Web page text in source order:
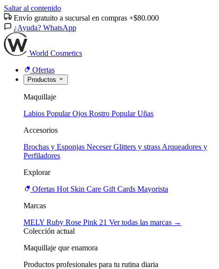
Saltar al contenido
Envío gratuito a sucursal en compras +$80.000
¿Ayuda? WhatsApp
World Cosmetics
Ofertas
Productos
Maquillaje
Labios Popular Ojos Rostro Popular Uñas
Accesorios
Brochas y Esponjas NeceserGlitters y strass Arqueadores y
Perfiladores
Explorar
Ofertas Hot Skin Care Gift Cards Mayorista
Marcas
MELY Ruby Rose Pink 21 Ver todas las marcas →
Colección actual
Maquillaje que enamora
Productos profesionales para tu rutina diaria